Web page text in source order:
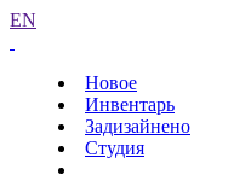
EN
Новое
Инвентарь
Задизайнено
Студия